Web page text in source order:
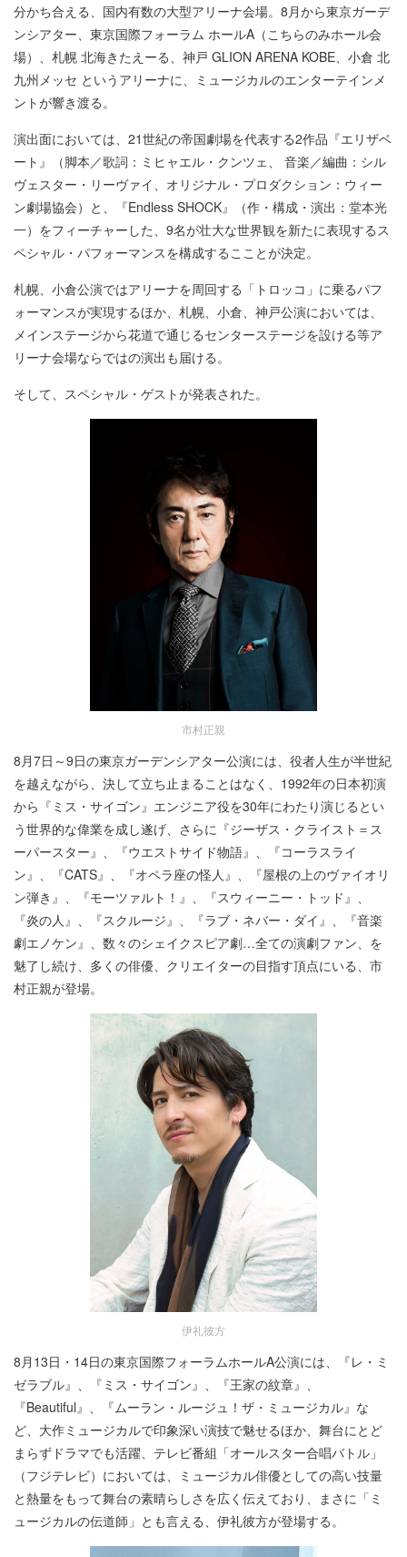
分かち合える、国内有数の大型アリーナ会場。8月から東京ガーデ
ンシアター、東京国際フォーラム ホールA（こちらのみホール会
場）、札幌 北海きたえーる、神戸 GLION ARENA KOBE、小倉 北
九州メッセ というアリーナに、ミュージカルのエンターテインメ
ントが響き渡る。
演出面においては、21世紀の帝国劇場を代表する2作品『エリザベ
ート』（脚本／歌詞：ミヒャエル・クンツェ、 音楽／編曲：シル
ヴェスター・リーヴァイ、オリジナル・プロダクション：ウィー
ン劇場協会）と、『Endless SHOCK』（作・構成・演出：堂本光
一）をフィーチャーした、9名が壮大な世界観を新たに表現するス
ペシャル・パフォーマンスを構成するこことが決定。
札幌、小倉公演ではアリーナを周回する「トロッコ」に乗るパフ
ォーマンスが実現するほか、札幌、小倉、神戸公演においては、
メインステージから花道で通じるセンターステージを設ける等ア
リーナ会場ならではの演出も届ける。
そして、スペシャル・ゲストが発表された。
市村正親
8月7日～9日の東京ガーデンシアター公演には、役者人生が半世紀
を越えながら、決して立ち止まることはなく、1992年の日本初演
から『ミス・サイゴン』エンジニア役を30年にわたり演じるとい
う世界的な偉業を成し遂げ、さらに『ジーザス・クライスト＝ス
ーパースター』、『ウエストサイド物語』、『コーラスライ
ン』、『CATS』、『オペラ座の怪人』、『屋根の上のヴァイオリ
ン弾き』、『モーツァルト！』、『スウィーニー・トッド』、
『炎の人』、『スクルージ』、『ラブ・ネバー・ダイ』、『音楽
劇エノケン』、数々のシェイクスピア劇…全ての演劇ファン、を
魅了し続け、多くの俳優、クリエイターの目指す頂点にいる、市
村正親が登場。
伊礼彼方
8月13日・14日の東京国際フォーラムホールA公演には、『レ・ミ
ゼラブル』、『ミス・サイゴン』、『王家の紋章』、
『Beautiful』、『ムーラン・ルージュ！ザ・ミュージカル』な
ど、大作ミュージカルで印象深い演技で魅せるほか、舞台にとど
まらずドラマでも活躍、テレビ番組「オールスター合唱バトル」
（フジテレビ）においては、ミュージカル俳優としての高い技量
と熱量をもって舞台の素晴らしさを広く伝えており、まさに「ミ
ュージカルの伝道師」とも言える、伊礼彼方が登場する。